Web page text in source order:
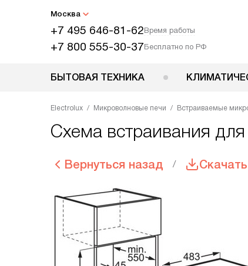
Москва
+7 495 646-81-62Время работы
+7 800 555-30-37Бесплатно по РФ
БЫТОВАЯ ТЕХНИКА
Electrolux Микроволновые печи Встраиваемые
Схема встраивания
Вернуться назад